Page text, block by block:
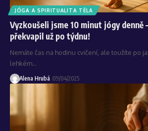
JÓGA A SPIRITUALITA TĚLA
Vyzkoušeli jsme 10 minut jógy denně
překvapil už po týdnu!
Nemáte čas na hodinu cvičení, ale toužíte po
lehkém…
Alena Hrubá 09/04/2025